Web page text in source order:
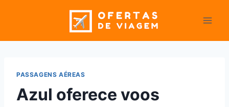
PASSAGENS AÉREAS
Azul oferece voos